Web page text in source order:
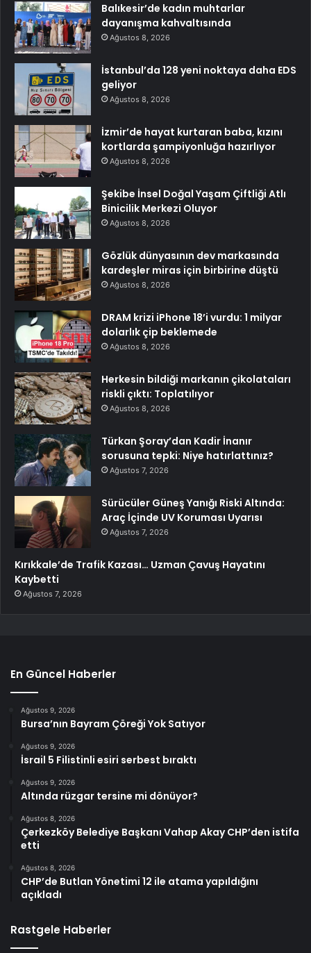
Balıkesir’de kadın muhtarlar
dayanışma kahvaltısında
Ağustos 8, 2026
İstanbul’da 128 yeni noktaya daha EDS
geliyor
Ağustos 8, 2026
İzmir’de hayat kurtaran baba, kızını
kortlarda şampiyonluğa hazırlıyor
Ağustos 8, 2026
Şekibe İnsel Doğal Yaşam Çiftliği Atlı
Binicilik Merkezi Oluyor
Ağustos 8, 2026
Gözlük dünyasının dev markasında
kardeşler miras için birbirine düştü
Ağustos 8, 2026
DRAM krizi iPhone 18’i vurdu: 1 milyar
dolarlık çip beklemede
Ağustos 8, 2026
Herkesin bildiği markanın çikolataları
riskli çıktı: Toplatılıyor
Ağustos 8, 2026
Türkan Şoray’dan Kadir İnanır
sorusuna tepki: Niye hatırlattınız?
Ağustos 7, 2026
Sürücüler Güneş Yanığı Riski Altında:
Araç İçinde UV Koruması Uyarısı
Ağustos 7, 2026
Kırıkkale’de Trafik Kazası… Uzman Çavuş Hayatını
Kaybetti
Ağustos 7, 2026
En Güncel Haberler
Ağustos 9, 2026
Bursa’nın Bayram Çöreği Yok Satıyor
Ağustos 9, 2026
İsrail 5 Filistinli esiri serbest bıraktı
Ağustos 9, 2026
Altında rüzgar tersine mi dönüyor?
Ağustos 8, 2026
Çerkezköy Belediye Başkanı Vahap Akay CHP’den istifa
etti
Ağustos 8, 2026
CHP’de Butlan Yönetimi 12 ile atama yapıldığını
açıkladı
Rastgele Haberler